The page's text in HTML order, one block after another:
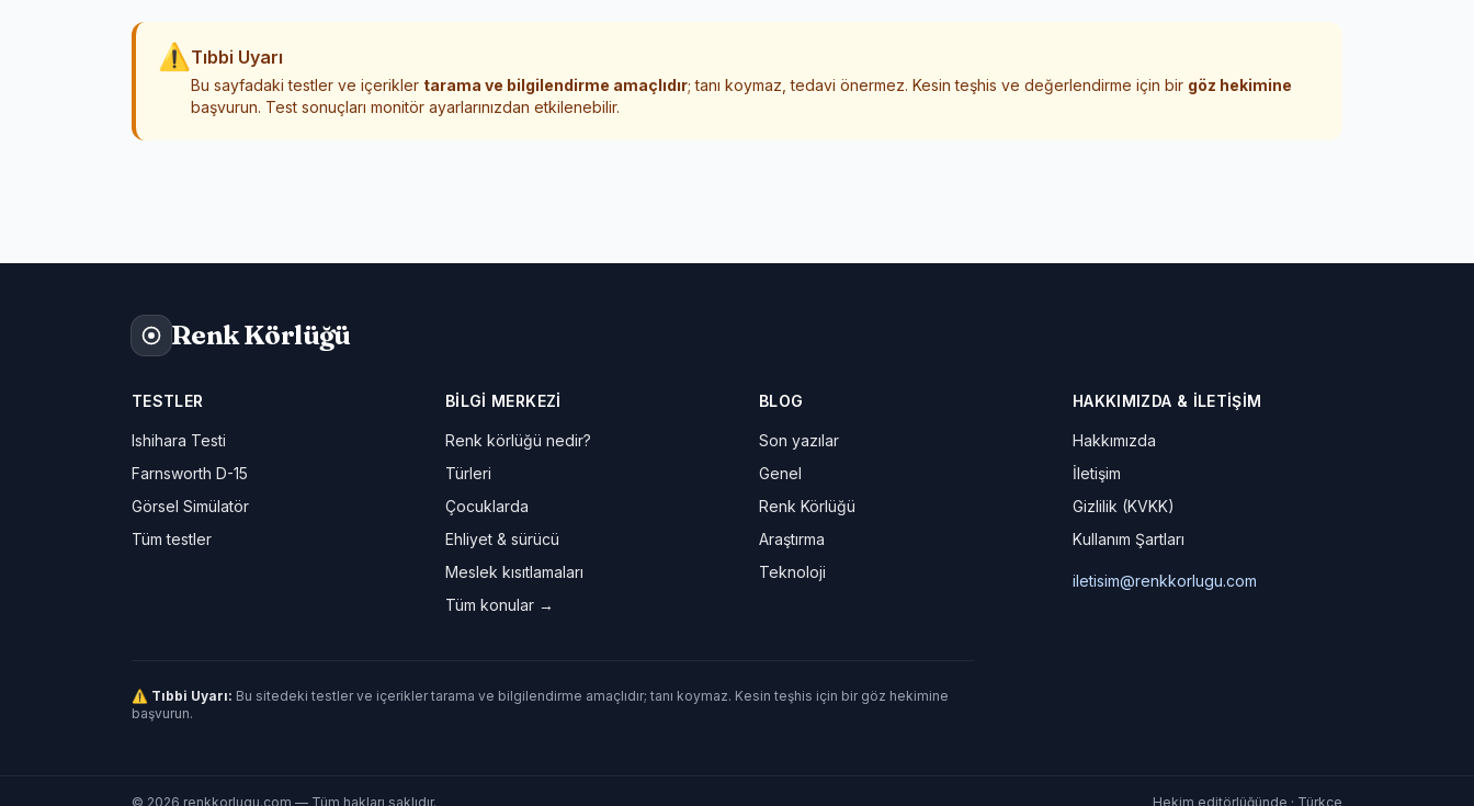
⚠ Tıbbi Uyarı
Bu sayfadaki testler ve içerikler tarama ve bilgilendirme amaçlıdır; tanı koymaz, tedavi önermez. Kesin teşhis ve değerlendirme için bir göz hekimine
başvurun. Test sonuçları monitör ayarlarınızdan etkilenebilir.
Renk Körlüğü
TESTLER
Ishihara Testi
Farnsworth D-15
Görsel Simülatör
Tüm testler
BILGI MERKEZI
Renk körlüğü nedir?
Türleri
Çocuklarda
Ehliyet & sürücü
Meslek kısıtlamaları
Tüm konular →
BLOG
Son yazılar
Genel
Renk Körlüğü
Araştırma
Teknoloji
HAKKIMIZDA & İLETIŞIM
Hakkımızda
İletişim
Gizlilik (KVKK)
Kullanım Şartları
iletisim@renkkorlugu.com
⚠ Tıbbi Uyarı: Bu sitedeki testler ve içerikler tarama ve bilgilendirme amaçlıdır; tanı koymaz. Kesin teşhis için bir göz hekimine
başvurun.
© 2026 renkkorlugu.com — Tüm hakları saklıdır. Hekim editörlüğünde · Türkçe